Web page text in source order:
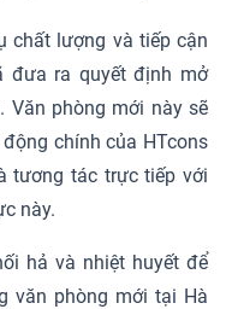
chất lượng và tiếp cận
đưa ra quyết định mở
Văn phòng mới này sẽ
chính của HTcons
tương tác trực tiếp với
này.
hả và nhiệt huyết để
văn phòng mới tại Hà